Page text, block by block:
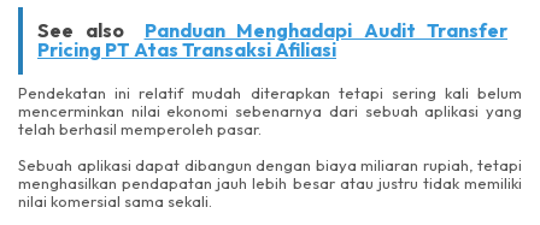
See also
Panduan Menghadapi Audit Transfer
Pricing PT Atas Transaksi Afiliasi
Pendekatan ini relatif mudah diterapkan tetapi sering kali belum
mencerminkan nilai ekonomi sebenarnya dari sebuah aplikasi yang
telah berhasil memperoleh pasar.
Sebuah aplikasi dapat dibangun dengan biaya miliaran rupiah, tetapi
menghasilkan pendapatan jauh lebih besar atau justru tidak memiliki
nilai komersial sama sekali.